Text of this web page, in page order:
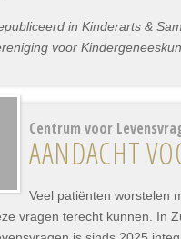
in Kinderarts &
voor
Centrum voor
AANDACHT
Veel patiënten worstelen
vragen terecht kunnen. In